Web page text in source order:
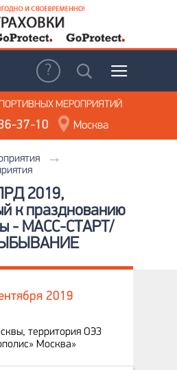
МЕРОПРИЯТИЙ
37-10 Москва
2019,
к празднованию
- МАСС-СТАРТ/
2019
территория ОЭЗ
Москва»